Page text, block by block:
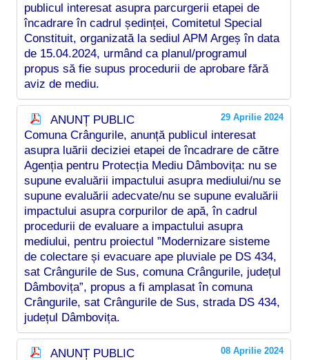
publicul interesat asupra parcurgerii etapei de
încadrare în cadrul ședinței, Comitetul Special
Constituit, organizată la sediul APM Argeș în data
de 15.04.2024, urmând ca planul/programul
propus să fie supus procedurii de aprobare fără
aviz de mediu.
29 Aprilie 2024
ANUNȚ PUBLIC
Comuna Crângurile, anunță publicul interesat
asupra luării deciziei etapei de încadrare de către
Agenția pentru Protecția Mediu Dâmbovița: nu se
supune evaluării impactului asupra mediului/nu se
supune evaluării adecvate/nu se supune evaluării
impactului asupra corpurilor de apă, în cadrul
procedurii de evaluare a impactului asupra
mediului, pentru proiectul ”Modernizare sisteme
de colectare și evacuare ape pluviale pe DS 434,
sat Crângurile de Sus, comuna Crângurile, județul
Dâmbovița”, propus a fi amplasat în comuna
Crângurile, sat Crângurile de Sus, strada DS 434,
județul Dâmbovița.
08 Aprilie 2024
ANUNȚ PUBLIC